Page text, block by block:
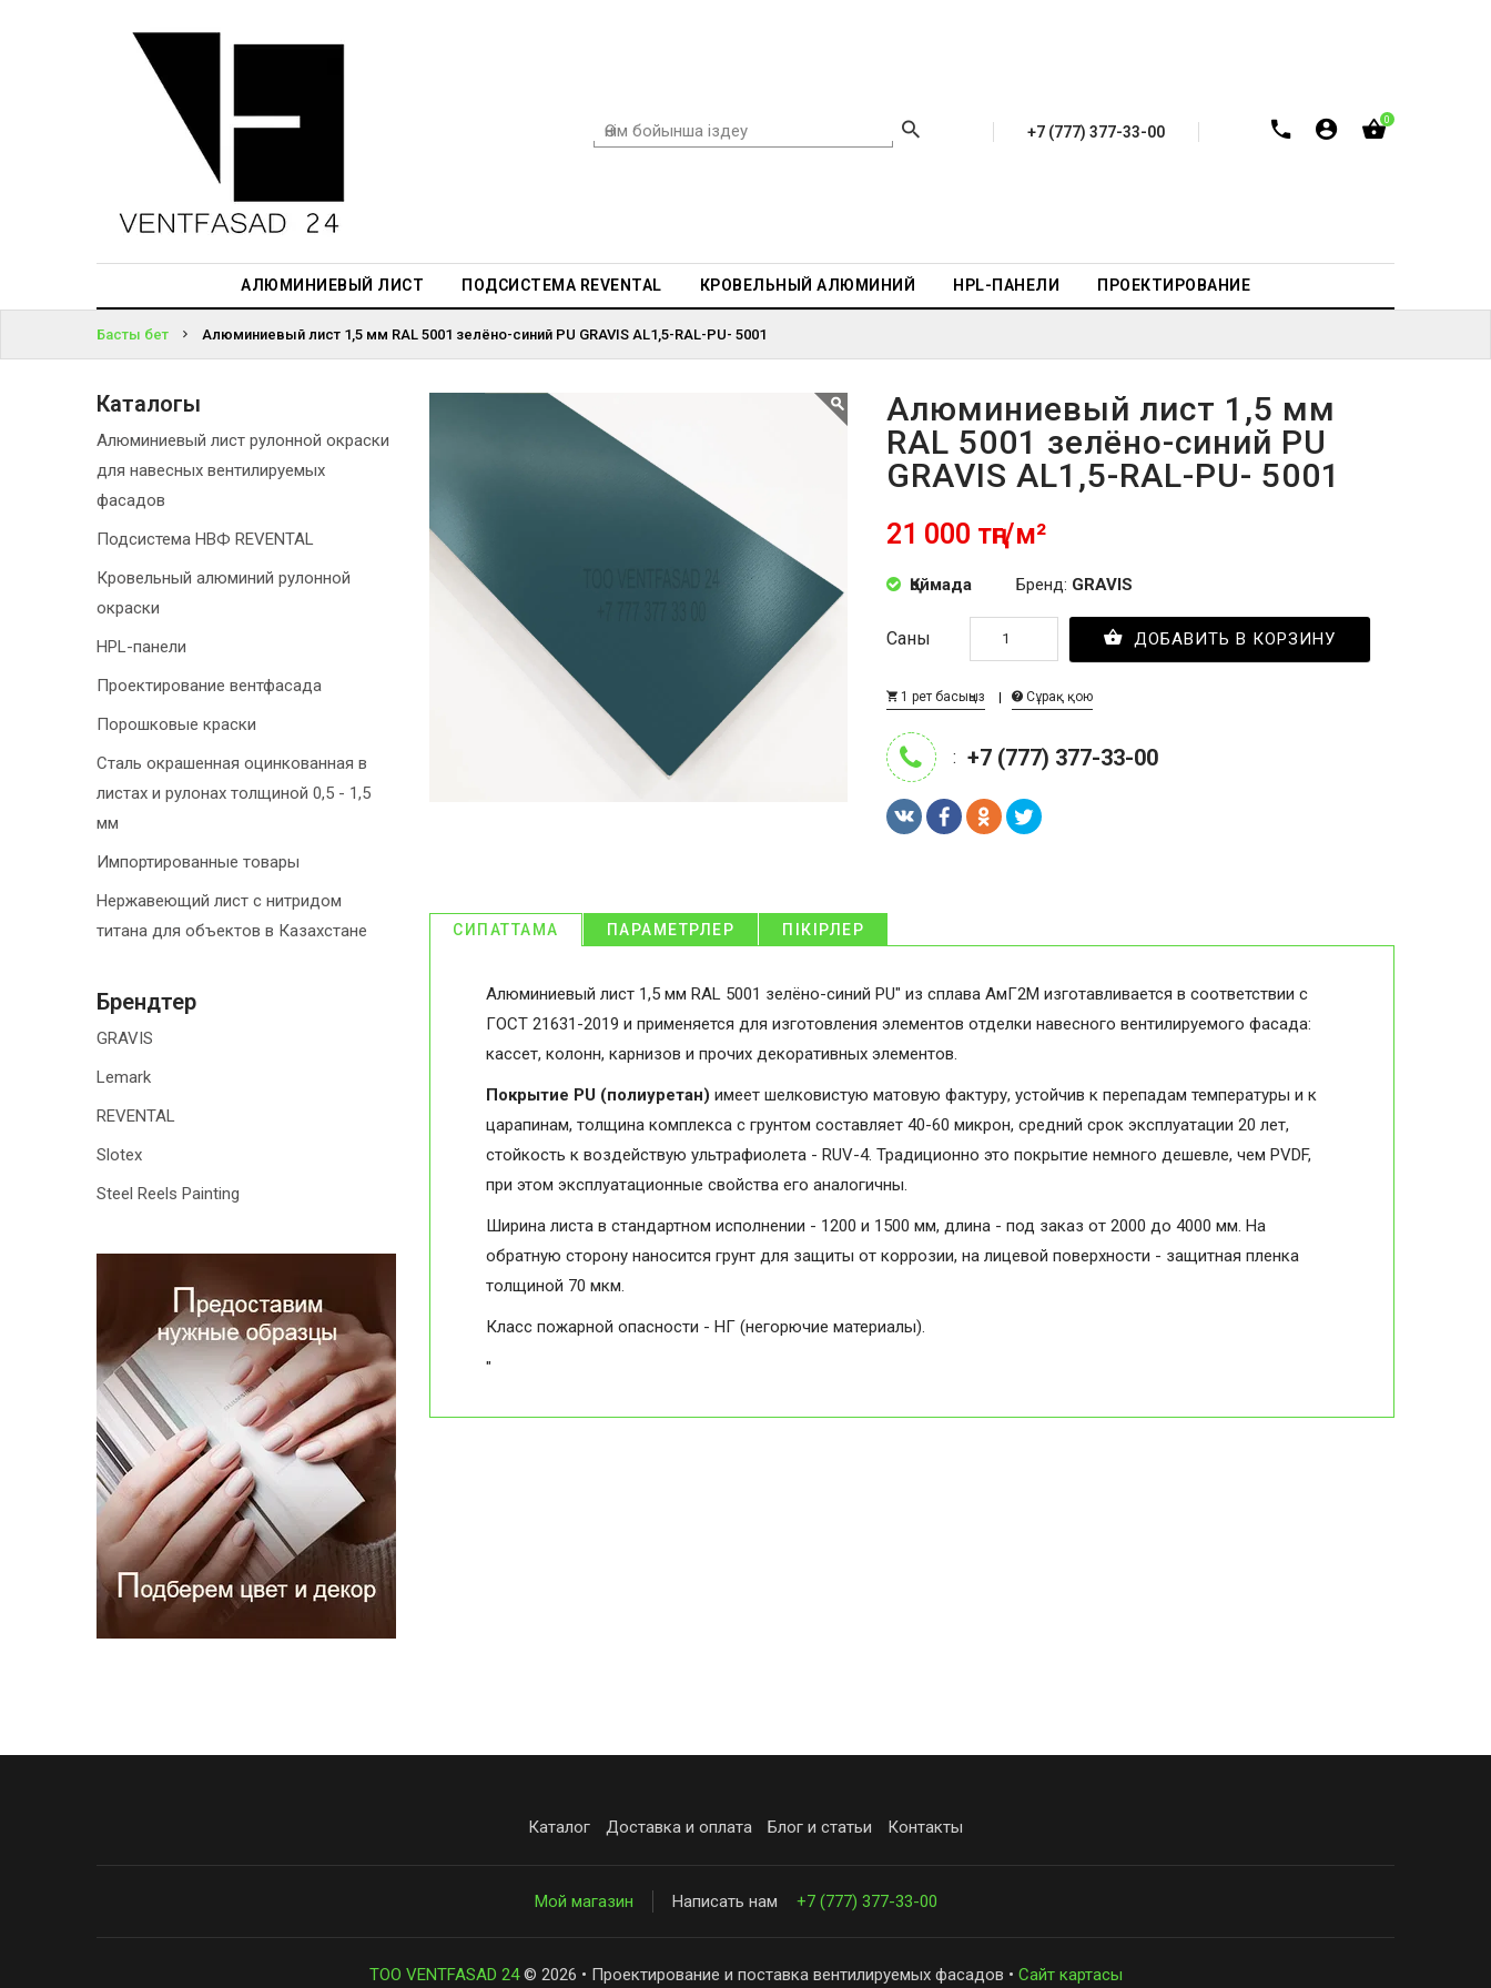
+7 (777) 377-33-00
0
АЛЮМИНИЕВЫЙ ЛИСТ ПОДСИСТЕМА REVENTAL КРОВЕЛЬНЫЙ АЛЮМИНИЙ HPL-ПАНЕЛИ ПРОЕКТИРОВАНИЕ
АЛЮМИНИЕВЫЙ
ПРОЕКТИРОВАНИЕ
КІРІҢІЗ
ПАРОЛЬДІ
БА?
Басты бет Алюминиевый лист 1,5 мм RAL 5001 зелёно-синий PU GRAVIS AL1,5-RAL-PU- 5001
Алюминиевый лист 1,5 мм
RAL 5001 зелёно-синий PU
GRAVIS AL1,5-RAL-PU- 5001
21 000 тңг/м²
Қоймада Бренд: GRAVIS
Саны ДОБАВИТЬ В КОРЗИНУ
1 рет басыңыз Сұрақ қою
: +7 (777) 377-33-00
СИПАТТАМА ПАРАМЕТРЛЕР ПІКІРЛЕР
Алюминиевый лист 1,5 мм RAL 5001 зелёно-синий PU" из сплава АмГ2М изготавливается в соответствии с
ГОСТ 21631-2019 и применяется для изготовления элементов отделки навесного вентилируемого фасада:
кассет, колонн, карнизов и прочих декоративных элементов.
Покрытие PU (полиуретан) имеет шелковистую матовую фактуру, устойчив к перепадам температуры и к
царапинам, толщина комплекса с грунтом составляет 40-60 микрон, средний срок эксплуатации 20 лет,
стойкость к воздействую ультрафиолета - RUV-4. Традиционно это покрытие немного дешевле, чем PVDF,
при этом эксплуатационные свойства его аналогичны.
Ширина листа в стандартном исполнении - 1200 и 1500 мм, длина - под заказ от 2000 до 4000 мм. На
обратную сторону наносится грунт для защиты от коррозии, на лицевой поверхности - защитная пленка
толщиной 70 мкм.
Класс пожарной опасности - НГ (негорючие материалы).
"
Каталогы
Алюминиевый лист рулонной окраски
для навесных вентилируемых
фасадов
Подсистема НВФ REVENTAL
Кровельный алюминий рулонной
окраски
HPL-панели
Проектирование вентфасада
Порошковые краски
Сталь окрашенная оцинкованная в
листах и рулонах толщиной 0,5 - 1,5
мм
Импортированные товары
Нержавеющий лист с нитридом
титана для объектов в Казахстане
Брендтер
GRAVIS
Lemark
REVENTAL
Slotex
Steel Reels Painting
Каталог Доставка и оплата Блог и статьи Контакты
Мой магазин Написать нам +7 (777) 377-33-00
ТОО VENTFASAD 24© 2026 • Проектирование и поставка вентилируемых фасадов • Сайт картасы